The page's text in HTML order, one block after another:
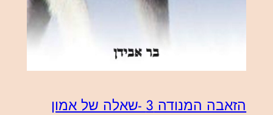
הזאבה המנודה 3 -שאלה של אמון